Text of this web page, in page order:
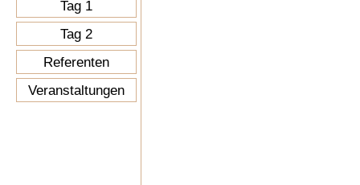
Tag 1
Tag 2
Referenten
Veranstaltungen